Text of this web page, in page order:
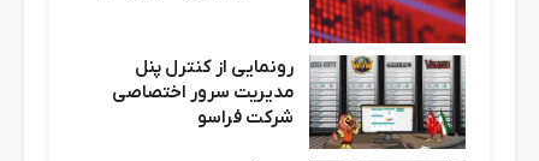
رونمایی از کنترل پنل
مدیریت سرور اختصاصی
شرکت فراسو